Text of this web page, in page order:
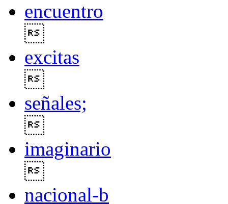
encuentro
excitas
señales;
imaginario
nacional-b